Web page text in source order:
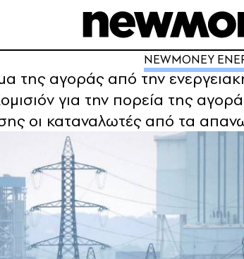
NEWMONEY
της αγοράς από την
για την πορεία της
οι καταναλωτές από τα